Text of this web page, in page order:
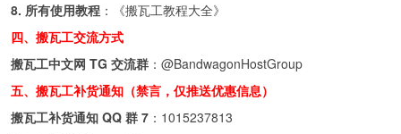
8. 所有使用教程 ：《搬瓦工教程大全》
四、搬瓦工交流方式
搬瓦工中文网 TG 交流群 ： @BandwagonHostGroup
五、搬瓦工补货通知（禁言，仅推送优惠信息）
搬瓦工补货通知 QQ 群 7 ： 1015237813